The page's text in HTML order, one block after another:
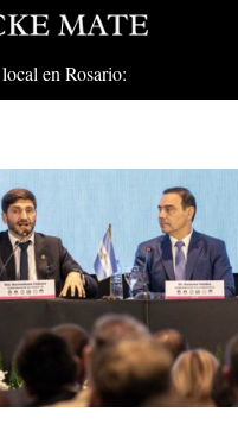
en Rosario: